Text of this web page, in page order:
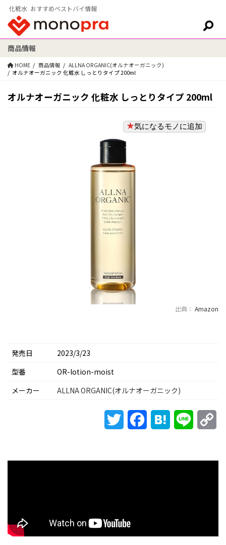
化粧水 おすすめベストバイ情報
検索:
商品情報
HOME 商品情報
ALLNA ORGANIC(オルナオーガニック)
オルナオーガニック 化粧水 しっとりタイプ 200ml
オルナオーガニック 化粧水 しっとりタイプ 200ml
気になるモノに追加
出典： Amazon
発売日
2023/3/23
型番
OR-lotion-moist
メーカー
ALLNA ORGANIC(オルナオーガニック)
Twitter FacebookHatena Line